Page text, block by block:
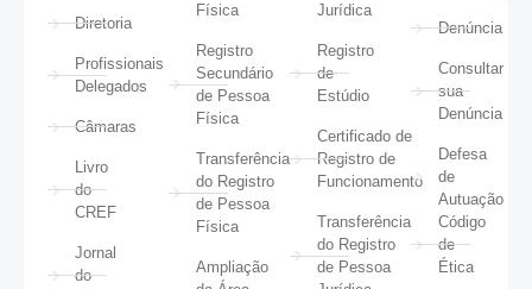
Diretoria
Profissionais
Delegados
Câmaras
Livro
do
CREF
Jornal
do
Física
Registro
Secundário
de Pessoa
Física
Transferência
do Registro
de Pessoa
Física
Ampliação
Jurídica
Registro
de
Estúdio
Certificado de
Registro de
Funcionamento
Transferência
do Registro
de Pessoa
Denúncia
Consultar
sua
Denúncia
Defesa
de
Autuação
Código
de
Ética